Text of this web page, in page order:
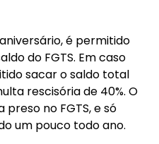
é permitido
do FGTS. Em caso
sacar o saldo total
rescisória de 40%. O
no FGTS, e só
um pouco todo ano.